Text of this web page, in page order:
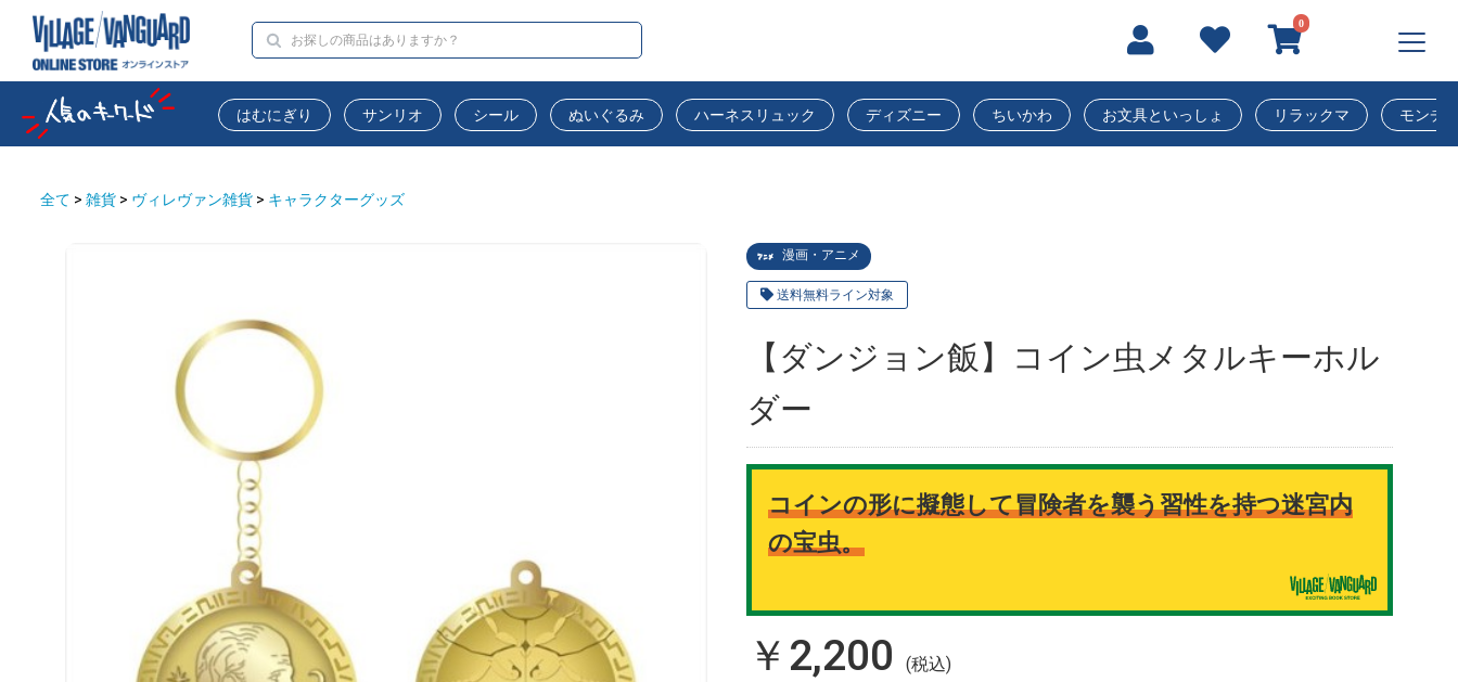
0
はむにぎり サンリオ シール ぬいぐるみ ハーネスリュック ディズニー ちいかわ お文具といっしょ リラックマ モンチ
全て > 雑貨 > ヴィレヴァン雑貨 > キャラクターグッズ
漫画・アニメ
送料無料ライン対象
【ダンジョン飯】コイン虫メタルキーホル
ダー
コインの形に擬態して冒険者を襲う習性を持つ迷宮内
の宝虫。
￥2,200
(税込)